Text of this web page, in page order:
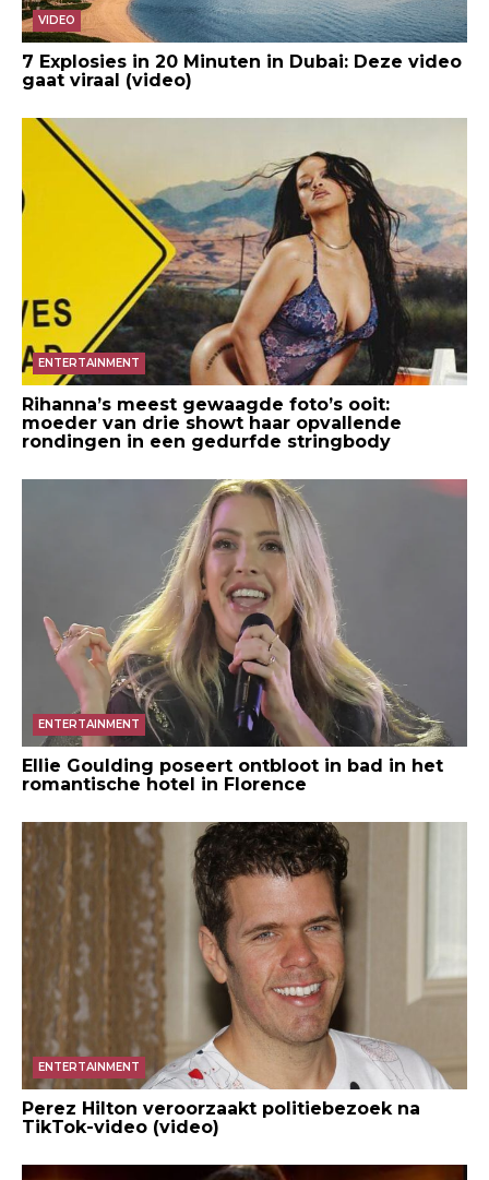
VIDEO
7 Explosies in 20 Minuten in Dubai: Deze video
gaat viraal (video)
ENTERTAINMENT
Rihanna’s meest gewaagde foto’s ooit:
moeder van drie showt haar opvallende
rondingen in een gedurfde stringbody
ENTERTAINMENT
Ellie Goulding poseert ontbloot in bad in het
romantische hotel in Florence
ENTERTAINMENT
Perez Hilton veroorzaakt politiebezoek na
TikTok-video (video)